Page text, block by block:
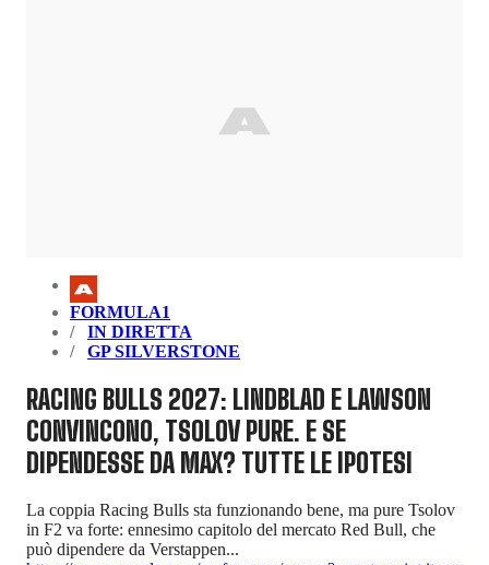
FORMULA1
IN DIRETTA
GP SILVERSTONE
RACING BULLS 2027: LINDBLAD E LAWSON
CONVINCONO, TSOLOV PURE. E SE
DIPENDESSE DA MAX? TUTTE LE IPOTESI
La coppia Racing Bulls sta funzionando bene, ma pure Tsolov
in F2 va forte: ennesimo capitolo del mercato Red Bull, che
può dipendere da Verstappen...